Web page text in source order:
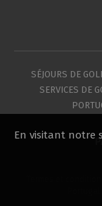
SÉJOURS DE
SERVICES DE
En visitant notre